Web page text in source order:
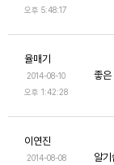
오후 5:48:17
율매기
2014-08-10
오후 1:42:28
좋은
이연진
2014-08-08
알